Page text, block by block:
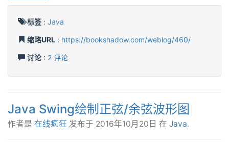
标签 : Java
缩略URL : https://bookshadow.com/weblog/460/
讨论: 2 评论
Java Swing绘制正弦/余弦波形图
作者是 在线疯狂 发布于 2016年10月20日 在 Java.